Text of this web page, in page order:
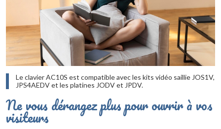
Le clavier AC10S est compatible avec les kits vidéo saillie JOS1V,
JPS4AEDV et les platines JODV et JPDV.
Ne vous dérangez plus pour ouvrir à vos
visiteurs